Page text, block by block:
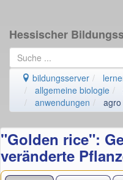
Hessischer
bildungsserver
allgemeine biologie
anwendungen
"Golden rice":
veränderte